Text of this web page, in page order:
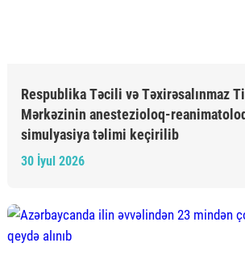
Respublika Təcili və Təxirəsalınmaz
Mərkəzinin anestezioloq-
30 İyul 2026